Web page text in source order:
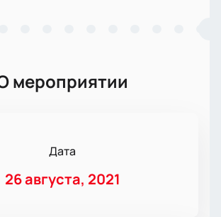
мероприятии
Дата
26 августа, 2021